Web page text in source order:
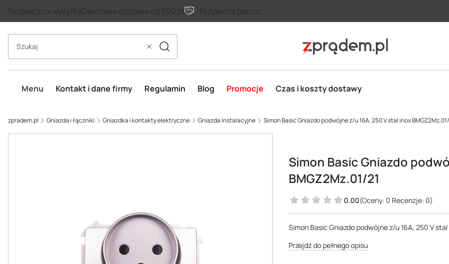
Bezpieczna wysyłkaDarmowa dostawa od 590 zł Przyjazna pomoc
WyczyśćSzukaj
Menu Kontakt i dane firmy Regulamin Blog Promocje Czas i koszty dostawy
zpradem.pl Gniazda i łączniki Gniazdka i kontakty elektryczne Gniazda instalacyjne Simon Basic Gniazdo podwójne z/u 16A, 250 V stal inox
Simon Basic Gniazdo
BMGZ2Mz.01/21
0.00(Oceny: 0 Recenzje: 0)
Simon Basic Gniazdo podwójne z/u 16A, 250 V
Przejdź do pełnego opisu